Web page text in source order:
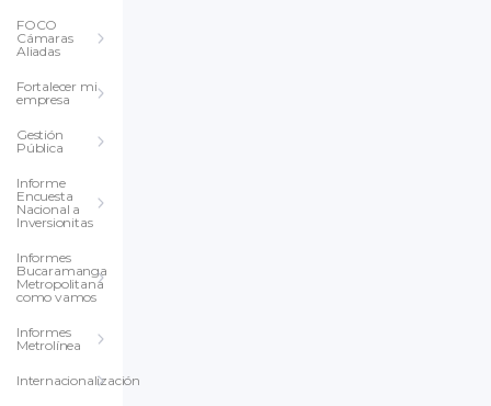
FOCO
Cámaras
Aliadas
Fortalecer mi
empresa
Gestión
Pública
Informe
Encuesta
Nacional a
Inversionitas
Informes
Bucaramanga
Metropolitana
como vamos
Informes
Metrolínea
Internacionalización